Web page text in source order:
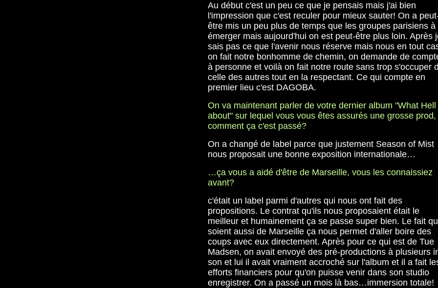
Au début c'est un peu ce que je pensais mais j'ai bien
l'impression que c'est reculer pour mieux sauter! On a
être mis un peu plus de temps que les groupes parisiens à
émerger mais aujourd'hui on est peut-être plus loin. Après
sais pas ce que l'avenir nous réserve mais nous en tout
on fait notre bonhomme de chemin, on demande de
à personne et voilà on fait notre route sans trop s'occuper
celle des autres tout en la respectant. Ce qui compte en
premier lieu c'est DAGOBA.
On va maintenant parler de votre dernier album "What Hell
about" sur lequel vous vous êtes assurés une grosse prod,
comment ça c'est passé?
On a changé de label parce que justement Season of Mist
nous proposait une bonne exposition internationale…
…ça vous a aidé d'être de Marseille, vous les connaissiez
avant?
c'était un label parmi d'autres qui nous ont fait des
propositions. Le contrat qu'ils nous proposaient était le
meilleur et humainement ça se passe super bien. Le fait
soient aussi de Marseille ça nous permet d'aller boire des
coups avec eux directement. Après pour ce qui est de Tue
Madsen, on avait envoyé des pré-productions à plusieurs
son et lui il avait vraiment accroché sur l'album et il a fait
efforts financiers pour qu'on puisse venir dans son studio
enregistrer. On a passé un mois là bas…immersion totale!